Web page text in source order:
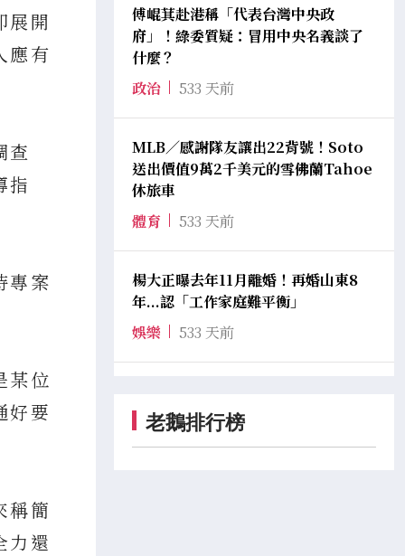
展開
應有
查
指
專案
某位
好要
稱簡
力還
傅崐萁赴港稱「代表台灣中央政
府」！綠委質疑：冒用中央名義談了
什麼？
政治
533 天前
MLB／感謝隊友讓出22背號！Soto
送出價值9萬2千美元的雪佛蘭Tahoe
休旅車
體育
533 天前
楊大正曝去年11月離婚！再婚山東8
年...認「工作家庭難平衡」
娛樂
533 天前
老鵝排行榜